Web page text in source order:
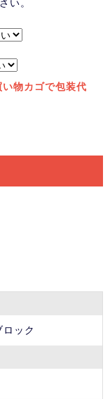
い。
物カゴで包装代
ロック